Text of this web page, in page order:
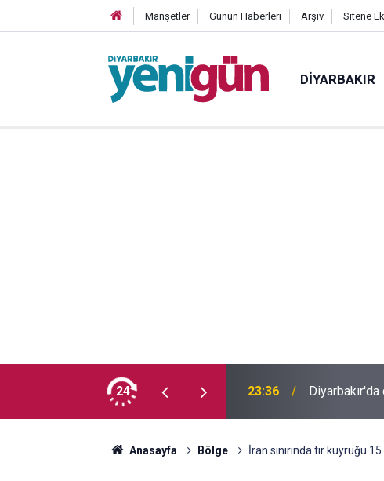
Manşetler Günün Haberleri Arşiv Sitene
DIYARBAKIR
24
kez doğum günü kutladılar 23:36
Anasayfa Bölge İran sınırında tır kuyruğu